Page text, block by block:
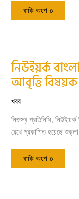
বাকি অংশ »
নিউইয়র্ক
আবৃত্তি
খবর
নিজস্ব প্রতিনিধি,
রেখে প্রকাশিত হয়েছে
নিউইয়র্ক
বাংলা
বইমেলায়
শুক্লা
রায়
বই
বাকি অংশ »